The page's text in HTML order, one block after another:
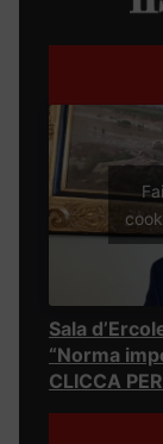
Sala
“Norma
CLICCA